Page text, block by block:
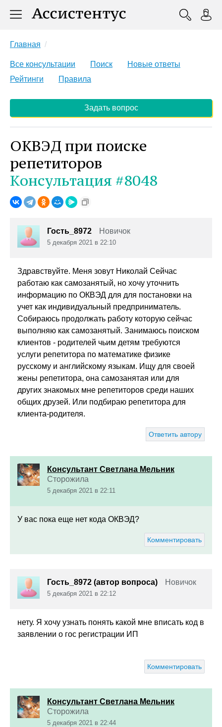
Главная
Все консультации Поиск
Новые ответы
Рейтинги
Правила
Задать вопрос
ОКВЭД при поиске
репетиторов
Консультация #8048
Гость_8972 Новичок
5 декабря 2021 в 22:10
Здравствуйте. Меня зовут Николай Сейчас
работаю как самозанятый, но хочу уточнить
информацию по ОКВЭД для для постановки на
учет как индивидуальный предприниматель.
Собираюсь продолжать работу которую сейчас
выполняю как самозанятый. Занимаюсь поиском
клиентов - родителей чьим детям требуются
услуги репетитора по математике физике
русскому и английскому языкам. Ищу для своей
жены репетитора, она самозанятая или для
других знакомых мне репетиторов среди наших
общих друзей. Или подбираю репетитора для
клиента-родителя.
Ответить автору
Консультант Светлана Мельник
Сторожила
5 декабря 2021 в 22:11
У вас пока еще нет кода ОКВЭД?
Комментировать
Гость_8972 (автор вопроса) Новичок
5 декабря 2021 в 22:12
нету. Я хочу узнать понять какой мне вписать код в
заявлении о гос регистрации ИП
Комментировать
Консультант Светлана Мельник
Сторожила
5 декабря 2021 в 22:44